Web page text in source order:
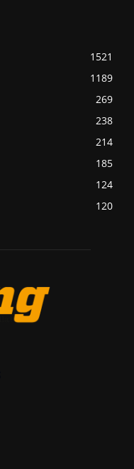
1521
1189
269
238
214
185
124
120